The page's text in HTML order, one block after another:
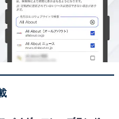
比が美しく、静かな
ら」（40代男性／静
も楽しそうだからで